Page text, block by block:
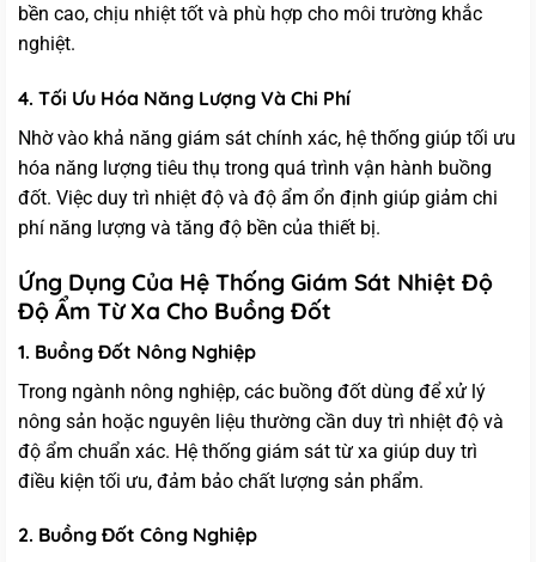
bền cao, chịu nhiệt tốt và phù hợp cho môi trường khắc
nghiệt.
4. Tối Ưu Hóa Năng Lượng Và Chi Phí
Nhờ vào khả năng giám sát chính xác, hệ thống giúp tối ưu
hóa năng lượng tiêu thụ trong quá trình vận hành buồng
đốt. Việc duy trì nhiệt độ và độ ẩm ổn định giúp giảm chi
phí năng lượng và tăng độ bền của thiết bị.
Ứng Dụng Của Hệ Thống Giám Sát Nhiệt Độ
Độ Ẩm Từ Xa Cho Buồng Đốt
1. Buồng Đốt Nông Nghiệp
Trong ngành nông nghiệp, các buồng đốt dùng để xử lý
nông sản hoặc nguyên liệu thường cần duy trì nhiệt độ và
độ ẩm chuẩn xác. Hệ thống giám sát từ xa giúp duy trì
điều kiện tối ưu, đảm bảo chất lượng sản phẩm.
2. Buồng Đốt Công Nghiệp